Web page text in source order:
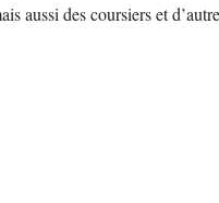
aussi des coursiers et